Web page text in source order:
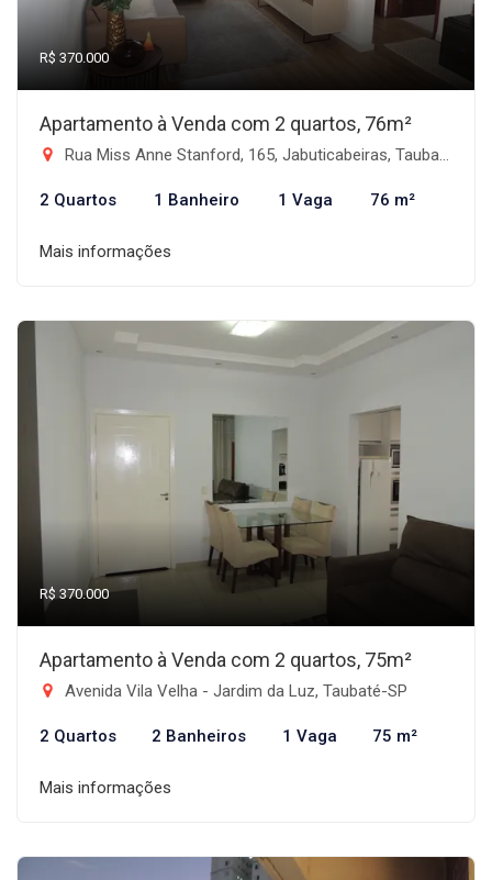
R$ 370.000
Apartamento à Venda com 2 quartos, 76m²
Rua Miss Anne Stanford, 165, Jabuticabeiras, Taubaté/SP - Vila das Jabuticabeiras, Taubaté-SP
2 Quartos 1 Banheiro 1 Vaga 76 m²
Mais informações
R$ 370.000
Apartamento à Venda com 2 quartos, 75m²
Avenida Vila Velha - Jardim da Luz, Taubaté-SP
2 Quartos 2 Banheiros 1 Vaga 75 m²
Mais informações